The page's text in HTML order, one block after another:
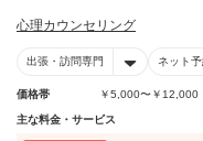
心理カウンセリング
出張・訪問専門 ネット
価格帯 ￥5,000〜￥12,000
主な料金・サービス